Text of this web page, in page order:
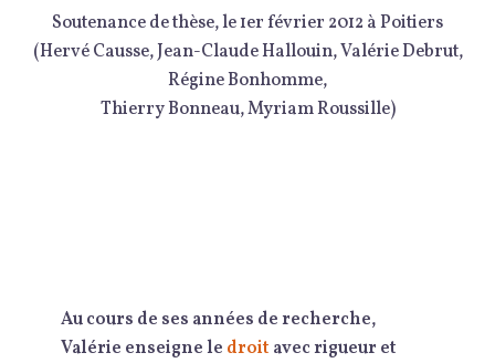
Soutenance de thèse, le 1er février 2012 à Poitiers
(Hervé Causse, Jean-Claude Hallouin, Valérie Debrut,
Régine Bonhomme,
Thierry Bonneau, Myriam Roussille)
Au cours de ses années de recherche,
Valérie enseigne le droit avec rigueur et